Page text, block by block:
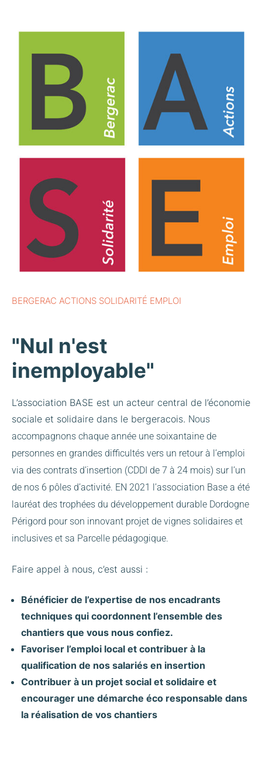
BERGERAC ACTIONS SOLIDARITÉ EMPLOI
"Nul n'est
inemployable"
L’association BASE est un acteur central de l’économie
sociale et solidaire dans le bergeracois. Nous
accompagnons chaque année une soixantaine de
personnes en grandes difficultés vers un retour à l’emploi
via des contrats d’insertion (CDDI de 7 à 24 mois) sur l’un
de nos 6 pôles d’activité. EN 2021 l’association Base a été
lauréat des trophées du développement durable Dordogne
Périgord pour son innovant projet de vignes solidaires et
inclusives et sa Parcelle pédagogique.
Faire appel à nous, c’est aussi :
Bénéficier de l’expertise de nos encadrants
techniques qui coordonnent l’ensemble des
chantiers que vous nous confiez.
Favoriser l’emploi local et contribuer à la
qualification de nos salariés en insertion
Contribuer à un projet social et solidaire et
encourager une démarche éco responsable dans
la réalisation de vos chantiers